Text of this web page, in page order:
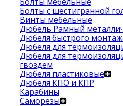
Болты с шестигранной
Винты мебельные
Дюбель Рамный
Дюбеля быстрого
Дюбеля для
Дюбеля для
гвоздем
Дюбеля пластиковые
Дюбеля КПО и КПР
Карабины
Саморезы